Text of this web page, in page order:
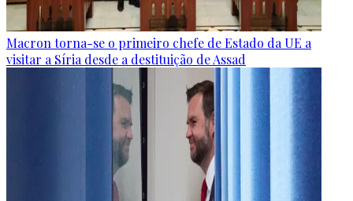
Macron torna-se o primeiro chefe de Estado da UE a
visitar a Síria desde a destituição de Assad